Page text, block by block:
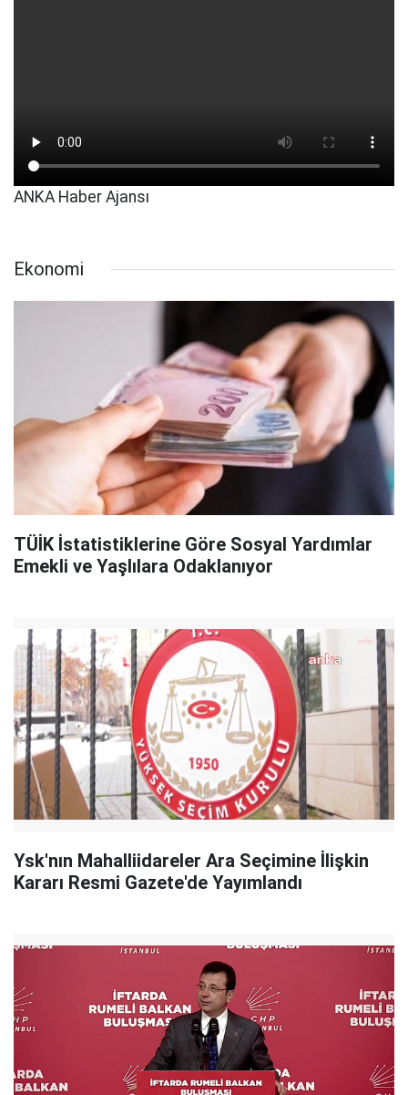
ANKA Haber Ajansı
Ekonomi
TÜİK İstatistiklerine Göre Sosyal Yardımlar
Emekli ve Yaşlılara Odaklanıyor
Ysk'nın Mahalliidareler Ara Seçimine İlişkin
Kararı Resmi Gazete'de Yayımlandı